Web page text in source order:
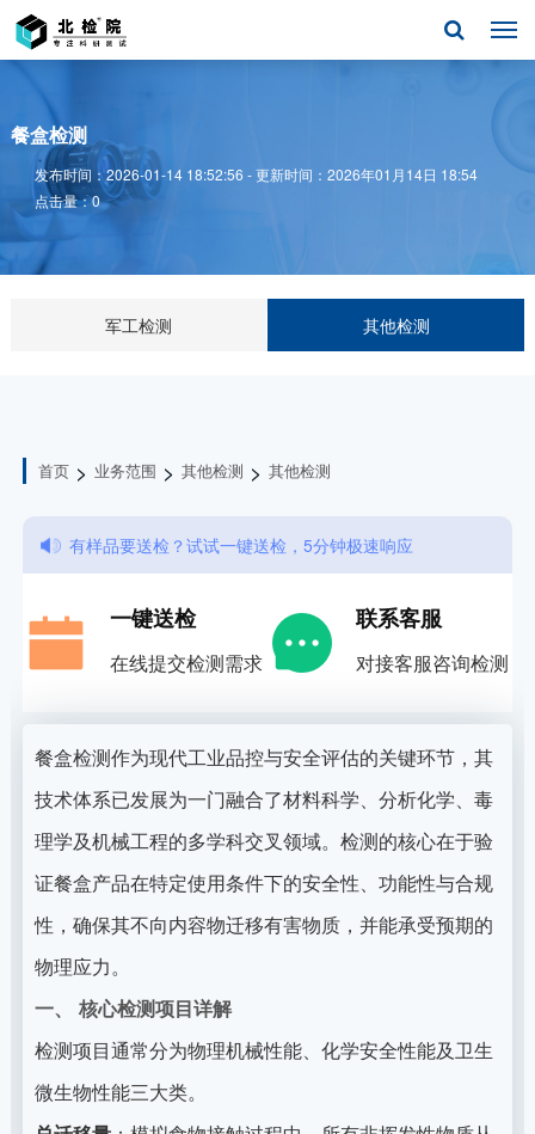
餐盒检测
发布时间：2026-01-14 18:52:56 - 更新时间：2026年01月14日 18:54
点击量：0
军工检测 其他检测
首页> 业务范围 > 其他检测 > 其他检测
有样品要送检？试试一键送检，5分钟极速响应
一键送检
在线提交检测需求
联系客服
对接客服咨询检测
餐盒检测作为现代工业品控与安全评估的关键环节，其
技术体系已发展为一门融合了材料科学、分析化学、毒
理学及机械工程的多学科交叉领域。检测的核心在于验
证餐盒产品在特定使用条件下的安全性、功能性与合规
性，确保其不向内容物迁移有害物质，并能承受预期的
物理应力。
一、 核心检测项目详解
检测项目通常分为物理机械性能、化学安全性能及卫生
微生物性能三大类。